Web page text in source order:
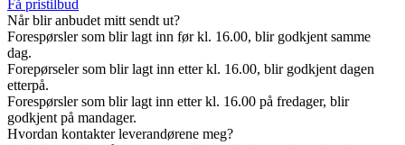
Få pristilbud
Når blir anbudet mitt sendt ut?
Forespørsler som blir lagt inn før kl. 16.00, blir godkjent samme
dag.
Forepørseler som blir lagt inn etter kl. 16.00, blir godkjent dagen
etterpå.
Forespørsler som blir lagt inn etter kl. 16.00 på fredager, blir
godkjent på mandager.
Hvordan kontakter leverandørene meg?